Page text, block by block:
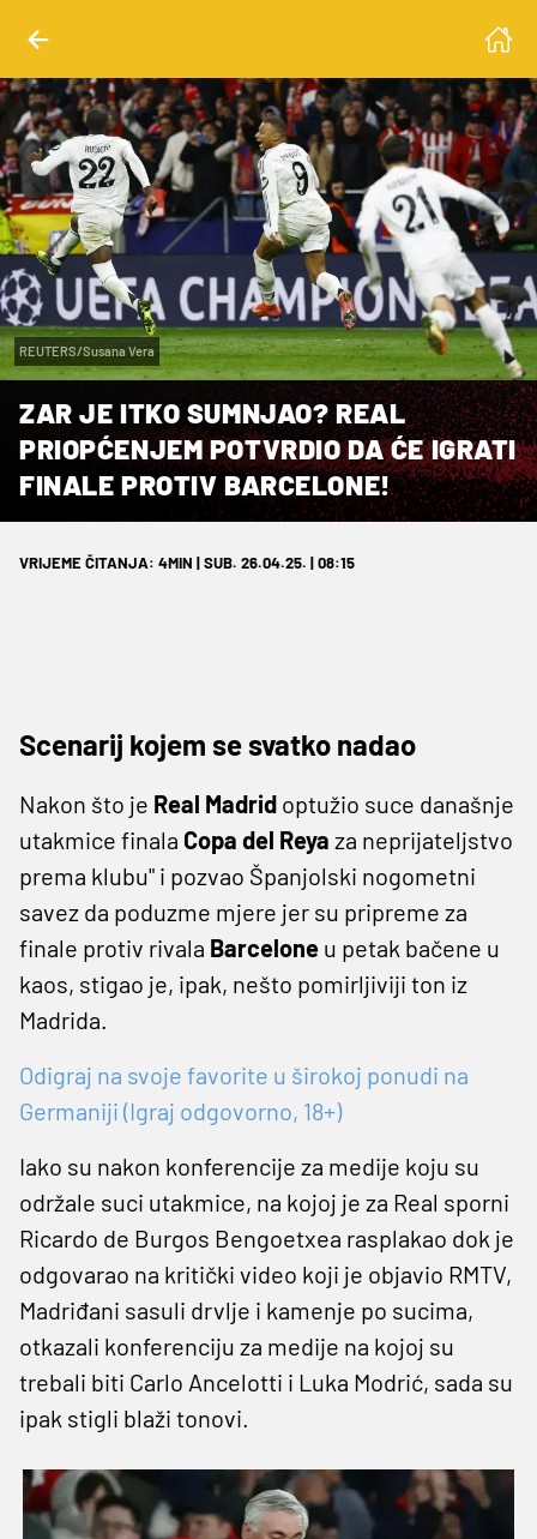
REUTERS/Susana Vera
ZAR JE ITKO SUMNJAO? REAL
PRIOPĆENJEM POTVRDIO DA ĆE IGRATI
FINALE PROTIV BARCELONE!
VRIJEME ČITANJA: 4MIN | SUB. 26.04.25. | 08:15
Scenarij kojem se svatko nadao
Nakon što je Real Madrid optužio suce današnje
utakmice finala Copa del Reya za neprijateljstvo
prema klubu" i pozvao Španjolski nogometni
savez da poduzme mjere jer su pripreme za
finale protiv rivala Barcelone u petak bačene u
kaos, stigao je, ipak, nešto pomirljiviji ton iz
Madrida.
Odigraj na svoje favorite u širokoj ponudi na
Germaniji (Igraj odgovorno, 18+)
Iako su nakon konferencije za medije koju su
održale suci utakmice, na kojoj je za Real sporni
Ricardo de Burgos Bengoetxea rasplakao dok je
odgovarao na kritički video koji je objavio RMTV,
Madriđani sasuli drvlje i kamenje po sucima,
otkazali konferenciju za medije na kojoj su
trebali biti Carlo Ancelotti i Luka Modrić, sada su
ipak stigli blaži tonovi.